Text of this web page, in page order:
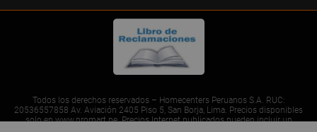
Todos los derechos reservados – Homecenters Peruanos S.A. RUC:
20536557858 Av. Aviación 2405 Piso 5, San Borja, Lima. Precios disponibles
solo en www.promart.pe. Precios Internet publicados pueden incluir un